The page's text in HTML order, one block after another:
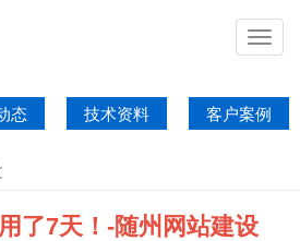
态 技术资料 客户案例
了7天！-随州网站建设